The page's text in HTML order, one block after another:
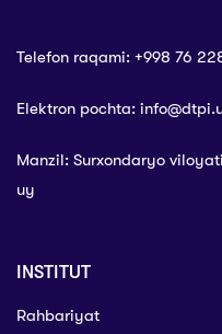
Telefon raqami: +998 76
Elektron pochta:
Manzil: Surxondaryo
uy
INSTITUT
Rahbariyat